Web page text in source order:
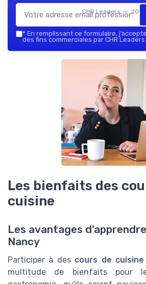
CHR Leaders — 2026
* En remplissant ce formulaire,
des fins commerciales par CHR
Les bienfaits des
cuisine
Les avantages
Nancy
Participer à des cours de cuisine
multitude de bienfaits pour